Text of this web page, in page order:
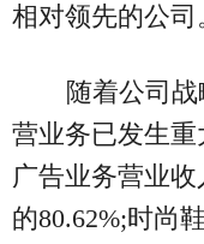
相对领先的公司
随着公司
营业务已发生重
广告业务营业
的80.62%;时尚